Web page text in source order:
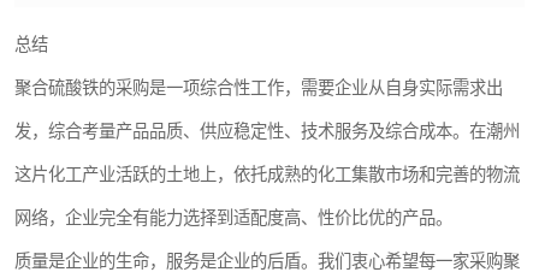
总结
聚合硫酸铁的采购是一项综合性工作，需要企业从自身实际需求出
发，综合考量产品品质、供应稳定性、技术服务及综合成本。在潮州
这片化工产业活跃的土地上，依托成熟的化工集散市场和完善的物流
网络，企业完全有能力选择到适配度高、性价比优的产品。
质量是企业的生命，服务是企业的后盾。我们衷心希望每一家采购聚